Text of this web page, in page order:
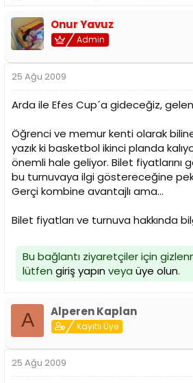
Onur Yavuz
Admin
25 Ağu 2009
Arda ile Efes Cup´a gideceğiz,
Öğrenci ve memur kenti olarak
yazık ki basketbol ikinci planda
önemli hale geliyor. Bilet fiyatlarını
bu turnuvaya ilgi göstereceğine
Gerçi kombine avantajlı ama...
Bilet fiyatları ve turnuva hakkında
Bu bağlantı ziyaretçiler için
lütfen giriş yapınveya üye olun.
A Alperen Kaplan
Kayıtlı Üye
25 Ağu 2009